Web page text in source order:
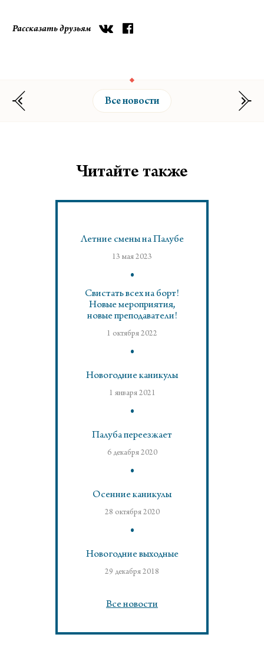
Рассказать друзьям
Все новости
Читайте также
Летние смены на Палубе
13 мая 2023
Свистать всех на борт!
Новые мероприятия,
новые преподаватели!
1 октября 2022
Новогодние каникулы
1 января 2021
Палуба переезжает
6 декабря 2020
Осенние каникулы
28 октября 2020
Новогодние выходные
29 декабря 2018
Все новости